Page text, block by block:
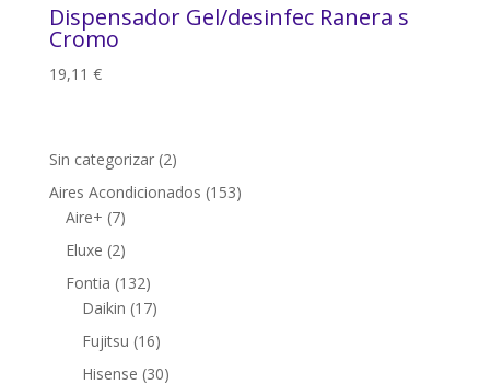
Dispensador Gel/desinfec Ranera s
Cromo
19,11 €
Sin categorizar 22
productos
Aires Acondicionados 153153
Aire+ 77
productos
Eluxe 22
productos
Fontia 132132
productos
Daikin 1717
productos
Fujitsu 1616
productos
Hisense 3030